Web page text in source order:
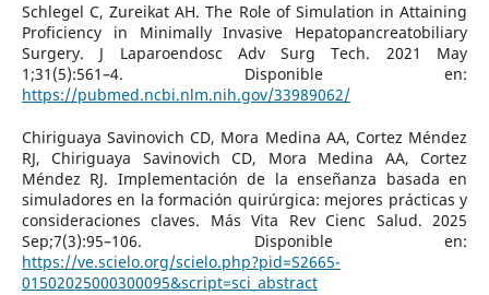
Schlegel C, Zureikat AH. The Role of Simulation in Attaining
Proficiency in Minimally Invasive Hepatopancreatobiliary
Surgery. J Laparoendosc Adv Surg Tech. 2021 May
1;31(5):561–4. Disponible en:
https://pubmed.ncbi.nlm.nih.gov/33989062/
Chiriguaya Savinovich CD, Mora Medina AA, Cortez Méndez
RJ, Chiriguaya Savinovich CD, Mora Medina AA, Cortez
Méndez RJ. Implementación de la enseñanza basada en
simuladores en la formación quirúrgica: mejores prácticas y
consideraciones claves. Más Vita Rev Cienc Salud. 2025
Sep;7(3):95–106. Disponible en:
https://ve.scielo.org/scielo.php?pid=S2665-
01502025000300095&script=sci_abstract